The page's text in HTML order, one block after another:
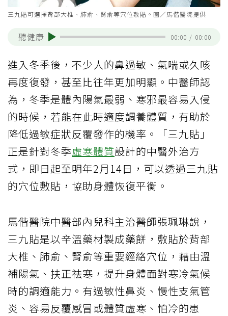
三九貼可選擇背部大椎、肺俞、腎俞等穴位敷貼。圖／馬偕醫院提供
聽健康 00:00 / 00:00
進入冬季後，不少人的鼻過敏、氣喘或久咳
再度復發，甚至比往年更加明顯。中醫師認
為，冬季是體內陽氣最弱、寒邪最容易入侵
的時候，若能在此時適度調養體質，有助於
降低過敏症狀反覆發作的機率。「三九貼」
正是針對冬季虛寒體質設計的中醫外治方
式，即日起至明年2月14日，可以透過三九貼
的穴位敷貼，協助身體恢復平衡。
馬偕醫院中醫部內兒科主治醫師張珮琳說，
三九貼是以辛溫藥材製成藥餅，敷貼於背部
大椎、肺俞、腎俞等重要經絡穴位，藉由溫
補陽氣、扶正祛寒，提升身體面對寒冷氣候
時的調適能力。有過敏性鼻炎、慢性支氣管
炎、容易反覆感冒或體質虛寒、怕冷的患